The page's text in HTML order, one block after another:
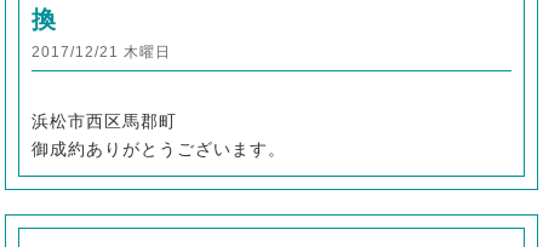
換
2017/12/21 木曜日
浜松市西区馬郡町
御成約ありがとうございます。